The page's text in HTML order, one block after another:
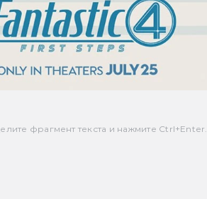
фрагмент текста и нажмите Ctrl+Enter.